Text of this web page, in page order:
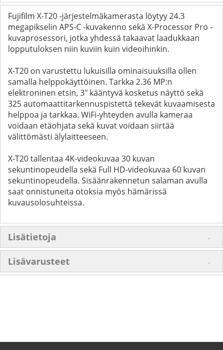
Fujifilm X-T20 -järjestelmäkamerasta löytyy 24.3
megapikselin APS-C -kuvakenno sekä X-Processor Pro -
kuvaprosessori, jotka yhdessä takaavat laadukkaan
lopputuloksen niin kuviin kuin videoihinkin.
X-T20 on varustettu lukuisilla ominaisuuksilla ollen
samalla helppokäyttöinen. Tarkka 2.36 MP:n
elektroninen etsin, 3" kääntyvä kosketus näyttö sekä
325 automaattitarkennuspistettä tekevät kuvaamisesta
helppoa ja tarkkaa. WiFi-yhteyden avulla kameraa
voidaan etäohjata sekä kuvat voidaan siirtää
välittömästi älylaitteeseen.
X-T20 tallentaa 4K-videokuvaa 30 kuvan
sekuntinopeudella sekä Full HD-videokuvaa 60 kuvan
sekuntinopeudella. Sisäänrakennetun salaman avulla
saat onnistuneita otoksia myös hämärissä
kuvausolosuhteissa.
Lisätietoja
Lisävarusteet